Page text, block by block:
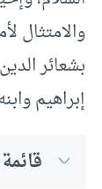
والامتثال
بشعائر
إبراهيم